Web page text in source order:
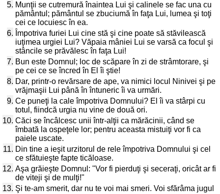
5. Munţii se cutremură înaintea Lui şi calinele se fac una cu
pământul; pământul se zbuciumă în faţa Lui, lumea şi toţi
cei ce locuiesc în ea.
6. Împotriva furiei Lui cine stă şi cine poate să stăvilească
iuţimea urgiei Lui? Văpaia mâniei Lui se varsă ca focul şi
stâncile se prăvălesc în faţa Lui!
7. Bun este Domnul; loc de scăpare în zi de strâmtorare, şi
pe cei ce se încred în El îi ştie!
8. Dar, printr-o revărsare de ape, va nimici locul Ninivei şi pe
vrăjmaşii Lui până în întuneric îi va urmări.
9. Ce puneţi la cale împotriva Domnului? El îi va stârpi cu
totul, fiindcă urgia nu vine de două ori.
10. Căci se încâlcesc unii într-alţii ca mărăcinii, când se
îmbată la ospeţele lor; pentru aceasta mistuiţi vor fi ca
paiele uscate.
11. Din tine a ieşit urzitorul de rele împotriva Domnului şi cel
ce sfătuieşte fapte ticăloase.
12. Aşa grăieşte Domnul: "Vor fi pierduţi şi seceraţi, oricât ar fi
de viteji şi de mulţi!"
13. Şi te-am smerit, dar nu te voi mai smeri. Voi sfărâma jugul